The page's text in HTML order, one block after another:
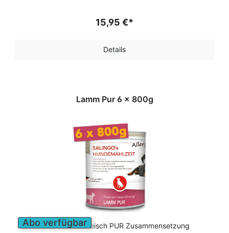
15,95 €*
Details
Abo verfügbar
Lamm Pur 6 x 800g
Nassfutter in Fleisch PUR Zusammensetzung